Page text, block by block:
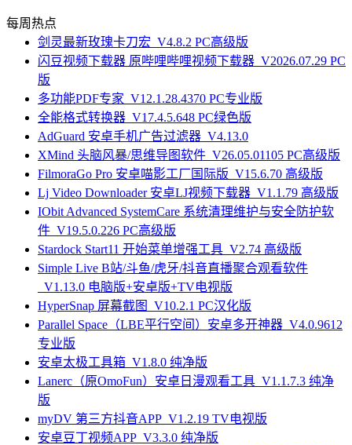
每周热点
剑灵最新玫瑰卡刀宏_V4.8.2 PC高级版
闪豆视频下载器 原哔哩哔哩视频下载器_V2026.07.29 PC
版
多功能PDF专家_V12.1.28.4370 PC专业版
全能格式转换器_V17.4.5.648 PC绿色版
AdGuard 安卓手机广告过滤器_V4.13.0
XMind 头脑风暴/思维导图软件_V26.05.01105 PC高级版
FilmoraGo Pro 安卓喵影工厂国际版_V15.6.70 高级版
Lj Video Downloader 安卓LJ视频下载器_V1.1.79 高级版
IObit Advanced SystemCare 系统清理维护与安全防护软
件_V19.5.0.226 PC高级版
Stardock Start11 开始菜单增强工具_V2.74 高级版
Simple Live B站/斗鱼/虎牙/抖音直播聚合观看软件
_V1.13.0 电脑版+安卓版+TV电视版
HyperSnap 屏幕截图_V10.2.1 PC汉化版
Parallel Space（LBE平行空间）安卓多开神器_V4.0.9612
专业版
安卓太极工具箱_V1.8.0 纯净版
Lanerc（原OmoFun）安卓日漫观看工具_V1.1.7.3 纯净
版
myDV 第三方抖音APP_V1.2.19 TV电视版
安卓豆丁视频APP_V3.3.0 纯净版